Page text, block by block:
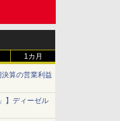
1カ月
算の営業利益
】ディーゼル